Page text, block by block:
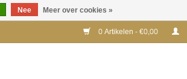
0 Artikelen - €0,00
Nee Meer over cookies »